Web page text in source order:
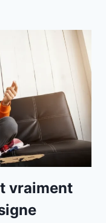
vraiment